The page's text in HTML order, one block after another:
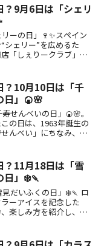
9月6日は「シェリ
ーの日」🍷✨スペイン
シェリー”を広めるた
「しぇりークラブ」代
？10月10日は「千
日」🍘🌸
せんべいの日」🍘🌸。
の日は、1963年誕生の
んべい」にちなみ、創
日です。
？11月18日は「雪
日」❄️🍡
見だいふくの日」❄️🍡 ロ
ーアイスを記念した
楽しみ方を紹介し、日